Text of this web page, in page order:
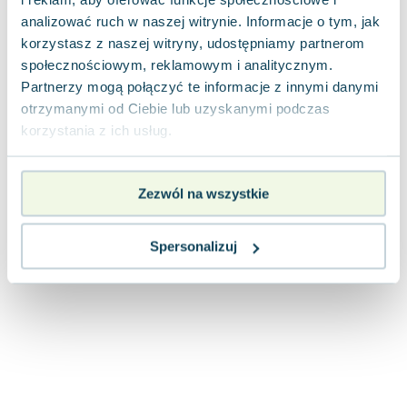
analizować ruch w naszej witrynie. Informacje o tym, jak
korzystasz z naszej witryny, udostępniamy partnerom
społecznościowym, reklamowym i analitycznym.
Partnerzy mogą połączyć te informacje z innymi danymi
otrzymanymi od Ciebie lub uzyskanymi podczas
korzystania z ich usług.
Zezwól na wszystkie
Spersonalizuj
Lorraine Warren
Ajahn Brahm
Lucinda Riley